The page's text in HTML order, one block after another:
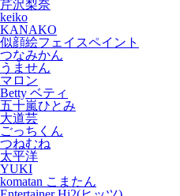
芹沢梨奈
keiko
KANAKO
似顔絵フェイスペイント
つなみかん
うません
マロン
Betty ベティ
五十嵐ひとみ
大道芸
ごっちくん
つねむね
太平洋
YUKI
komatan こまたん